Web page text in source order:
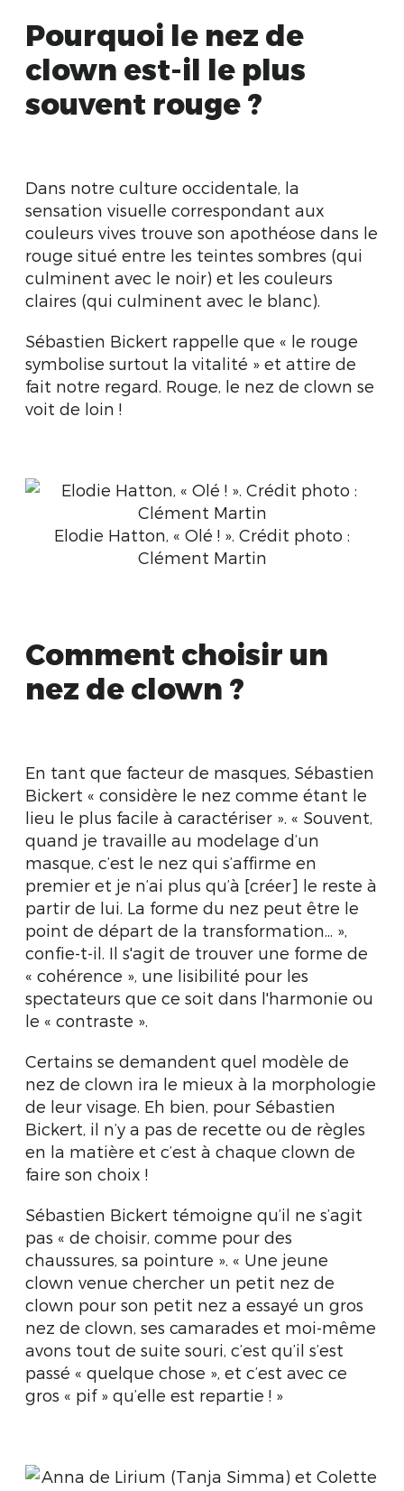
Pourquoi le nez de
clown est-il le plus
souvent rouge ?
Dans notre culture occidentale, la
sensation visuelle correspondant aux
couleurs vives trouve son apothéose dans le
rouge situé entre les teintes sombres (qui
culminent avec le noir) et les couleurs
claires (qui culminent avec le blanc).
Sébastien Bickert rappelle que « le rouge
symbolise surtout la vitalité » et attire de
fait notre regard. Rouge, le nez de clown se
voit de loin !
Elodie Hatton, « Olé ! ». Crédit photo :
Clément Martin
Comment choisir un
nez de clown ?
En tant que facteur de masques, Sébastien
Bickert « considère le nez comme étant le
lieu le plus facile à caractériser ». « Souvent,
quand je travaille au modelage d’un
masque, c’est le nez qui s’affirme en
premier et je n’ai plus qu’à [créer] le reste à
partir de lui. La forme du nez peut être le
point de départ de la transformation... »,
confie-t-il. Il s'agit de trouver une forme de
« cohérence », une lisibilité pour les
spectateurs que ce soit dans l'harmonie ou
le « contraste ».
Certains se demandent quel modèle de
nez de clown ira le mieux à la morphologie
de leur visage. Eh bien, pour Sébastien
Bickert, il n’y a pas de recette ou de règles
en la matière et c’est à chaque clown de
faire son choix !
Sébastien Bickert témoigne qu’il ne s’agit
pas « de choisir, comme pour des
chaussures, sa pointure ». « Une jeune
clown venue chercher un petit nez de
clown pour son petit nez a essayé un gros
nez de clown, ses camarades et moi-même
avons tout de suite souri, c’est qu’il s’est
passé « quelque chose », et c’est avec ce
gros « pif » qu’elle est repartie ! »